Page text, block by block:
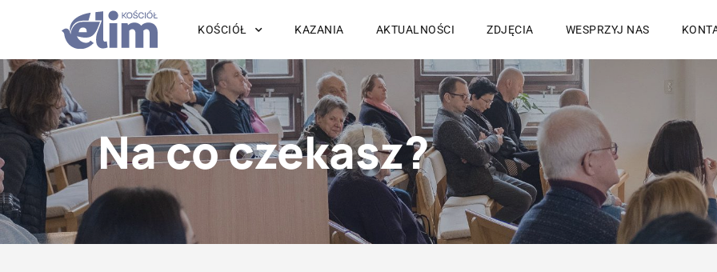
KOŚCIÓŁ KAZANIA AKTUALNOŚCI ZDJĘCIA WESPRZYJ NAS
Na co czekasz?